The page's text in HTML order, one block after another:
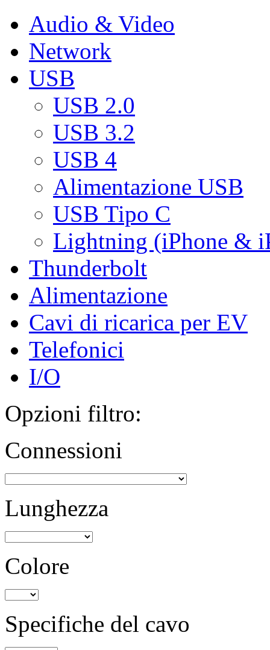
Audio & Video
Network
USB
USB 2.0
USB 3.2
USB 4
Alimentazione USB
USB Tipo C
Lightning (iPhone &
Thunderbolt
Alimentazione
Cavi di ricarica per EV
Telefonici
I/O
Opzioni filtro:
Connessioni
Lunghezza
Colore
Specifiche del cavo